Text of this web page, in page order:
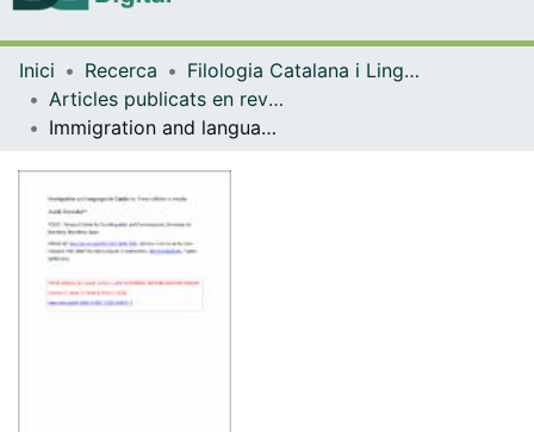
Navega per tot el DD
Inici Recerca
Filologia Catalana i Lingüística General
Articles publicats en revistes (Filologia Catalana i Lingüística General)
Immigration and languages in Catalonia: from policies to results